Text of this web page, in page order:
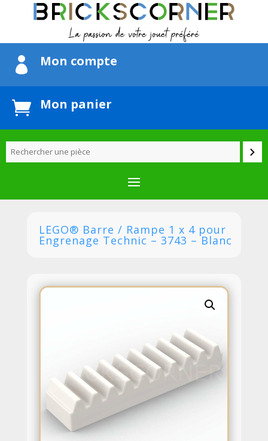
 Mon compte
 Mon panier
LEGO® Barre / Rampe 1 x 4 pour
Engrenage Technic – 3743 – Blanc